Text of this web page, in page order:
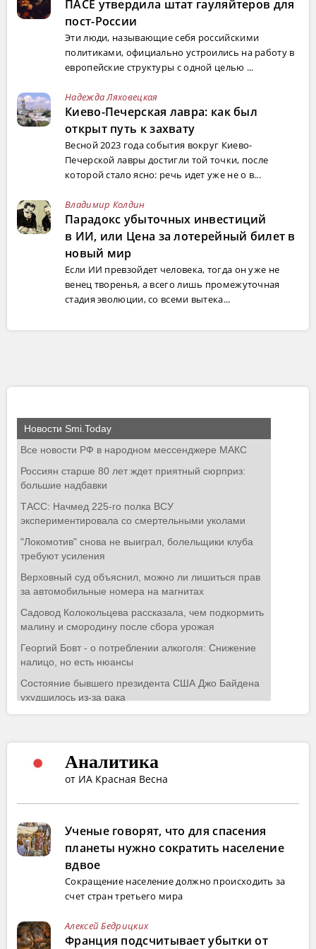
ПАСЕ утвердила штат гауляйтеров для
пост-России
Эти люди, называющие себя российскими
политиками, официально устроились на работу в
европейские структуры с одной целью ...
Надежда Ляховецкая
Киево-Печерская лавра: как был
открыт путь к захвату
Весной 2023 года события вокруг Киево-
Печерской лавры достигли той точки, после
которой стало ясно: речь идет уже не о в...
Владимир Колдин
Парадокс убыточных инвестиций
в ИИ, или Цена за лотерейный билет в
новый мир
Если ИИ превзойдет человека, тогда он уже не
венец творенья, а всего лишь промежуточная
стадия эволюции, со всеми вытека...
Аналитика
от ИА Красная Весна
Ученые говорят, что для спасения
планеты нужно сократить население
вдвое
Сокращение население должно происходить за
счет стран третьего мира
Алексей Бедрицких
Франция подсчитывает убытки от